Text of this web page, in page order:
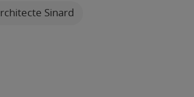
Sinard